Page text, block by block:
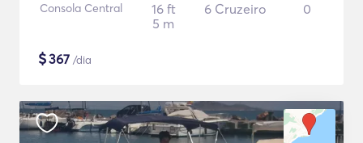
Consola Central
16 ft
5 m
6 Cruzeiro 0
$367 /dia